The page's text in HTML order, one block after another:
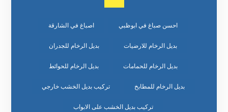
احسن صباغ في ابوظبي اصباغ في الشارقة
بديل الرخام للارضيات بديل الرخام للجدران
بديل الرخام للحمامات بديل الرخام للحوائط
بديل الرخام للمطابخ تركيب بديل الخشب خارجي
تركيب بديل الخشب على الابواب